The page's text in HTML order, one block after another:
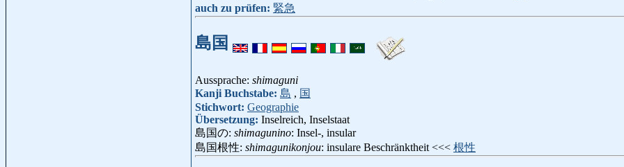
auch zu prüfen: 緊急
島国
Aussprache: shimaguni
Kanji Buchstabe: 島 , 国
Stichwort: Geographie
Übersetzung: Inselreich, Inselstaat
島国の: shimagunino: Insel-, insular
島国根性: shimagunikonjou: insulare Beschränktheit <<< 根性